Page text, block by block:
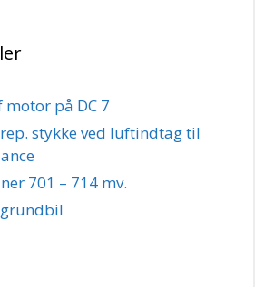
på DC 7
stykke ved luftindtag til
701 – 714 mv.
grundbil